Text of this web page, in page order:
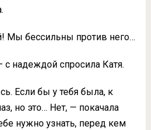
Мы бессильны против него…
надеждой спросила Катя.
Если бы у тебя была, к
но это… Нет, — покачала
нужно узнать, перед кем